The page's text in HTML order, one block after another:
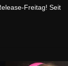
Freitag! Seit